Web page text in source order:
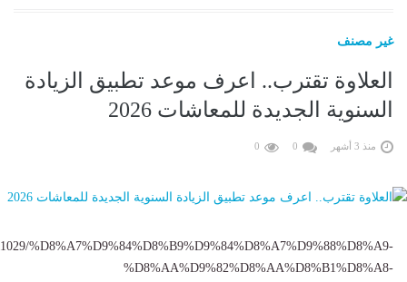
غير مصنف
العلاوة تقترب.. اعرف موعد تطبيق الزيادة
السنوية الجديدة للمعاشات 2026
منذ 3 أشهر 0
0
%D8%A7%D9%84%D8%B9%D9%84%D8%A7%D9%88%D8%A9-
%D8%AA%D9%82%D8%AA%D8%B1%D8%A8-